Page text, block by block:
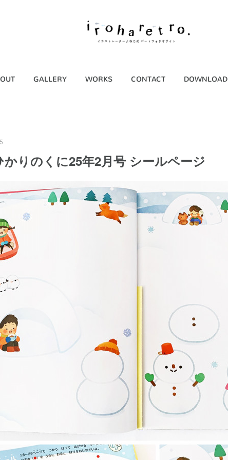
GALLERY WORKS CONTACT DOWNLOAD
かりのくに25年2月号 シールページ